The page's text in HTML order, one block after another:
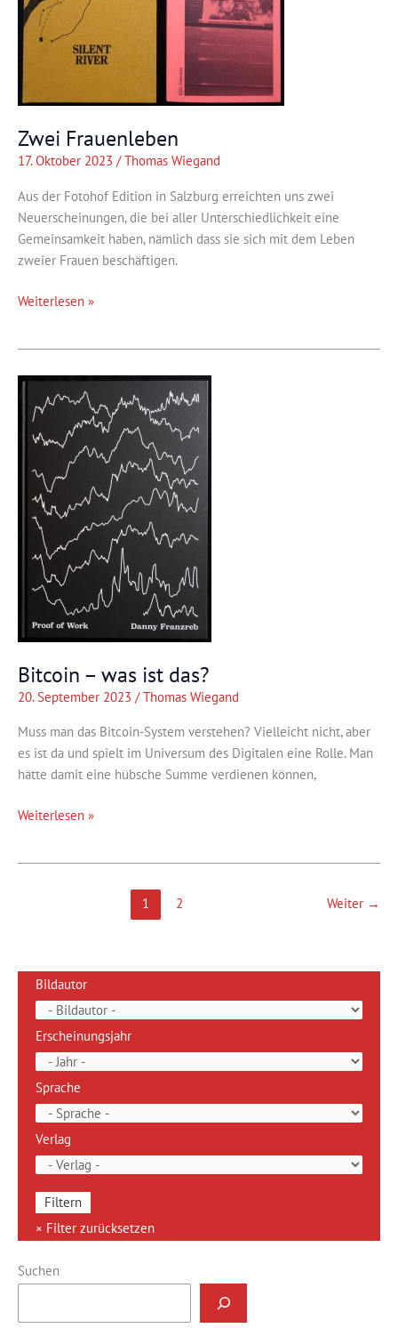
Zwei Frauenleben
17. Oktober 2023 /Thomas Wiegand
Aus der Fotohof Edition in Salzburg erreichten uns zwei
Neuerscheinungen, die bei aller Unterschiedlichkeit eine
Gemeinsamkeit haben, nämlich dass sie sich mit dem Leben
zweier Frauen beschäftigen.
Zwei
Weiterlesen »
Bitcoin – was ist das?
20. September 2023 /Thomas Wiegand
Muss man das Bitcoin-System verstehen? Vielleicht nicht, aber
es ist da und spielt im Universum des Digitalen eine Rolle. Man
hätte damit eine hübsche Summe verdienen können,
Bitcoin
Weiterlesen »
1 2 Weiter →
Bildautor
Erscheinungsjahr
Sprache
Verlag
Suchen